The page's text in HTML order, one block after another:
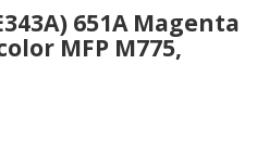
651A Magenta
MFP M775,